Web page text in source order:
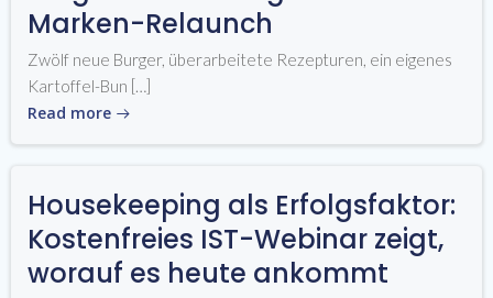
Marken-Relaunch
Zwölf neue Burger, überarbeitete Rezepturen, ein eigenes
Kartoffel-Bun […]
Read more
Housekeeping als Erfolgsfaktor:
Kostenfreies IST-Webinar zeigt,
worauf es heute ankommt